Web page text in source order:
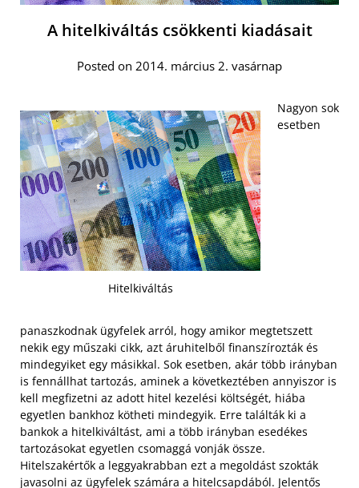
A hitelkiváltás csökkenti kiadásait
Posted on 2014. március 2. vasárnap
Hitelkiváltás
Nagyon sok
esetben
panaszkodnak ügyfelek arról, hogy amikor megtetszett
nekik egy műszaki cikk, azt áruhitelből finanszírozták és
mindegyiket egy másikkal. Sok esetben, akár több irányban
is fennállhat tartozás, aminek a következtében annyiszor is
kell megfizetni az adott hitel kezelési költségét, hiába
egyetlen bankhoz kötheti mindegyik. Erre találták ki a
bankok a hitelkiváltást, ami a több irányban esedékes
tartozásokat egyetlen csomaggá vonják össze.
Hitelszakértők a leggyakrabban ezt a megoldást szokták
javasolni az ügyfelek számára a hitelcsapdából. Jelentős